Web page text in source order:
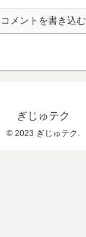
コメントを書き込む
ぎじゅテク
© 2023 ぎじゅテク.